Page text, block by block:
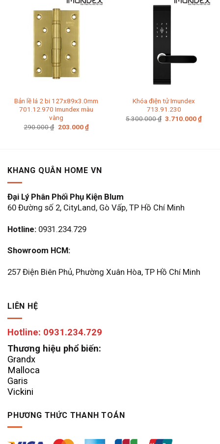
Bản lề lá 2 bi 127x89x3.0mm
701.12.970 Imundex màu
vàng
290.000₫ Giá
203.000₫Giá
hiện
Khóa điện tử Imundex
713.91.230
5.300.000₫ Giá
3.710.000₫Giá
KHANG QUÂN HOME VN
Đại Lý Phân Phối Phụ Kiện Blum
60 Đường số 2, CityLand, Gò Vấp, TP Hồ Chí Minh
Hotline: 0931.234.729
Showroom HCM:
257 Điện Biên Phủ, Phường Xuân Hòa, TP Hồ Chí Minh
LIÊN HỆ
Hotline: 0931.234.729
Thương hiệu phổ biến:
Grandx
Malloca
Garis
Vickini
PHƯƠNG THỨC THANH TOÁN